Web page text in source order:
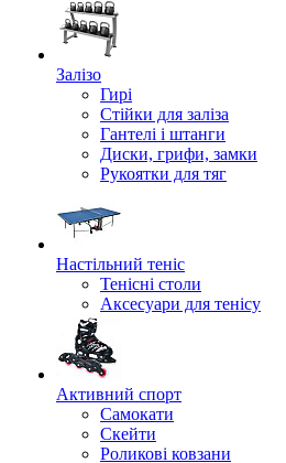
Залізо
Гирі
Стійки для заліза
Гантелі і штанги
Диски, грифи, замки
Рукоятки для тяг
Настільний теніс
Тенісні столи
Аксесуари для тенісу
Активний спорт
Самокати
Скейти
Роликові ковзани